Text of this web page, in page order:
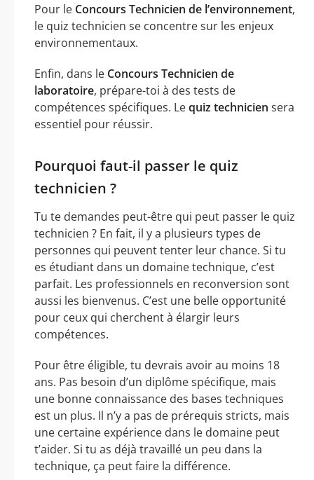
Pour le Concours Technicien de l’environnement,
le quiz technicien se concentre sur les enjeux
environnementaux.
Enfin, dans le Concours Technicien de
laboratoire, prépare-toi à des tests de
compétences spécifiques. Lequiz technicien sera
essentiel pour réussir.
Pourquoi faut-il passer le quiz
technicien ?
Tu te demandes peut-être qui peut passer le quiz
technicien ? En fait, il y a plusieurs types de
personnes qui peuvent tenter leur chance. Si tu
es étudiant dans un domaine technique, c’est
parfait. Les professionnels en reconversion sont
aussi les bienvenus. C’est une belle opportunité
pour ceux qui cherchent à élargir leurs
compétences.
Pour être éligible, tu devrais avoir au moins 18
ans. Pas besoin d’un diplôme spécifique, mais
une bonne connaissance des bases techniques
est un plus. Il n’y a pas de prérequis stricts, mais
une certaine expérience dans le domaine peut
t’aider. Si tu as déjà travaillé un peu dans la
technique, ça peut faire la différence.